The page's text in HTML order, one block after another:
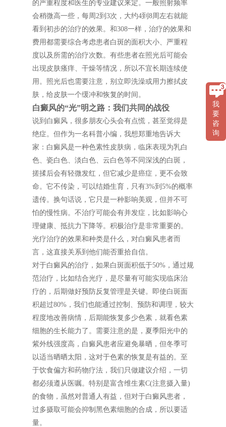
的严重程度和医生的专业建议来定。一般照射频率
会稍微高一些，每周2到3次，大约4到8周左右就能
看到初步的治疗的效果。和308一样，治疗的效果和
费用都需要综合考虑患者白斑的面积大小、严重程
度以及所需的治疗次数。有些患者在照光后可能会
出现皮肤瘙痒、干燥等情况，所以不宜长期连续使
用。照光后也需要注意，别立即洗澡或用力擦拭皮
肤，给皮肤一个缓冲和恢复的时间。
白癜风的“光”明之路：我们共同的战役
说到白癜风，很多朋友心头会有点慌，甚至觉得是
绝症。但作为一名科普小编，我想郑重地告诉大
家：白癜风是一种色素性皮肤病，临床表现为乳白
色、瓷白色、淡白色、云白色等不同深浅的白斑，
搓揉后会有轻微发红，但它减少是癌症，更不会致
命。它不传染，可以结婚生育，只有3%到5%的概率
遗传。换句话说，它只是一种影响美观，但并不可
怕的慢性病。不治疗可能会有并发症，比如影响心
理健康、抵抗力下降等。积极治疗是非常重要的。
光疗治疗的效果和种类是什么，对白癜风患者而
言，这直接关系到他们能否重拾自信。
对于白癜风的治疗，如果白斑面积低于50%，通过规
范治疗，比如结合光疗，是尽量有可能实现临床治
疗的，后期做好预防反复管理是关键。即使白斑面
积超过80%，我们也能通过控制、预防和调理，较大
程度地改善病情，后期能恢复多少色素，就看色素
细胞的生长能力了。需要注意的是，夏季阳光中的
紫外线强度高，白癜风患者应避免暴晒，但冬季可
以适当晒晒太阳，这对于色素的恢复是有益的。至
于饮食偏方和药物疗法，我们只做建议介绍，一切
都必须遵从医嘱。特别是富含维生素C(注意摄入量)
的食物，虽然对普通人有益，但对于白癜风患者，
过多摄取可能会抑制黑色素细胞的合成，所以要适
量。
我
要
咨
询